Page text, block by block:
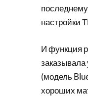
настройки
И функция
заказывала
(модель
хороших